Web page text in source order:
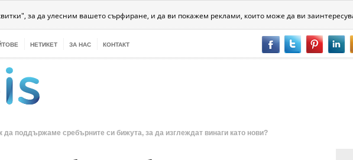
за да улесним вашето сърфиране, и да ви покажем реклами, които може да ви
НЕТИКЕТ ЗА НАС КОНТАКТ
Здраве Психология
да поддържаме сребърните си бижута, за да изглеждат винаги като нови?